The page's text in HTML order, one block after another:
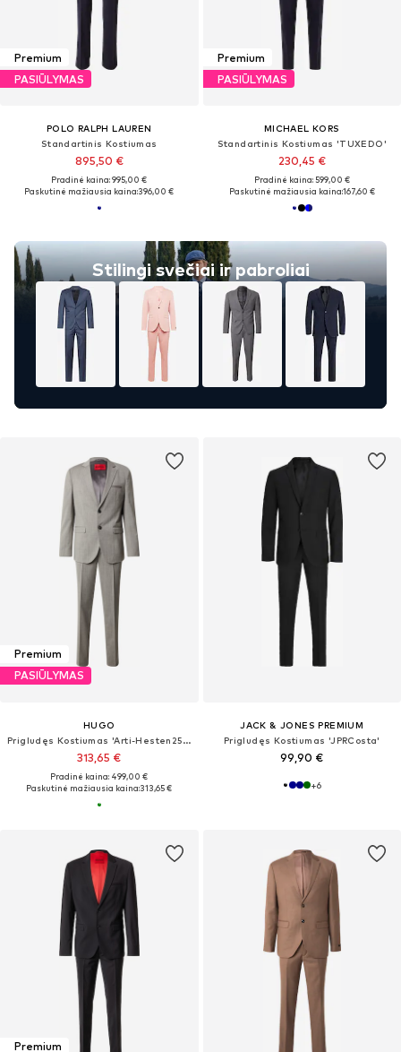
Premium
PASIŪLYMAS
POLO RALPH LAUREN
Standartinis Kostiumas
895,50 €
Pradinė kaina: 995,00 €
Paskutinė mažiausia kaina:396,00 €
Stilingi svečiai ir pabroliai
Premium
PASIŪLYMAS
MICHAEL KORS
Standartinis Kostiumas 'TUXEDO'
230,45 €
Pradinė kaina: 599,00 €
Paskutinė mažiausia kaina:167,60 €
Premium
PASIŪLYMAS
HUGO
Prigludęs Kostiumas 'Arti-Hesten253X'
313,65 €
Pradinė kaina: 499,00 €
Paskutinė mažiausia kaina:313,65 €
JACK & JONES PREMIUM
Prigludęs Kostiumas 'JPRCosta'
99,90 €
+6
Premium